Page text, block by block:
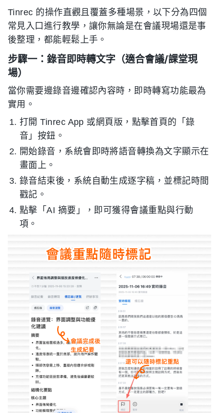
Tinrec 的操作直觀且覆蓋多種場景，以下分為四個
常見入口進行教學，讓你無論是在會議現場還是事
後整理，都能輕鬆上手。
步驟一：錄音即時轉文字（適合會議/課堂現
場）
當你需要邊錄音邊確認內容時，即時轉寫功能最為
實用。
打開 Tinrec App 或網頁版，點擊首頁的「錄
音」按鈕。
開始錄音，系統會即時將語音轉換為文字顯示在
畫面上。
錄音結束後，系統自動生成逐字稿，並標記時間
戳記。
點擊「AI 摘要」，即可獲得會議重點與行動
項。